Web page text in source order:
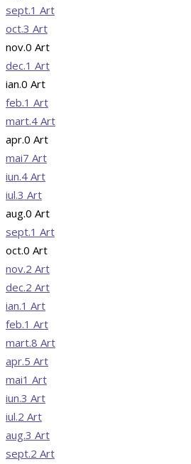
sept.1 Art
oct.3 Art
nov.0 Art
dec.1 Art
ian.0 Art
feb.1 Art
mart.4 Art
apr.0 Art
mai7 Art
iun.4 Art
iul.3 Art
aug.0 Art
sept.1 Art
oct.0 Art
nov.2 Art
dec.2 Art
ian.1 Art
feb.1 Art
mart.8 Art
apr.5 Art
mai1 Art
iun.3 Art
iul.2 Art
aug.3 Art
sept.2 Art